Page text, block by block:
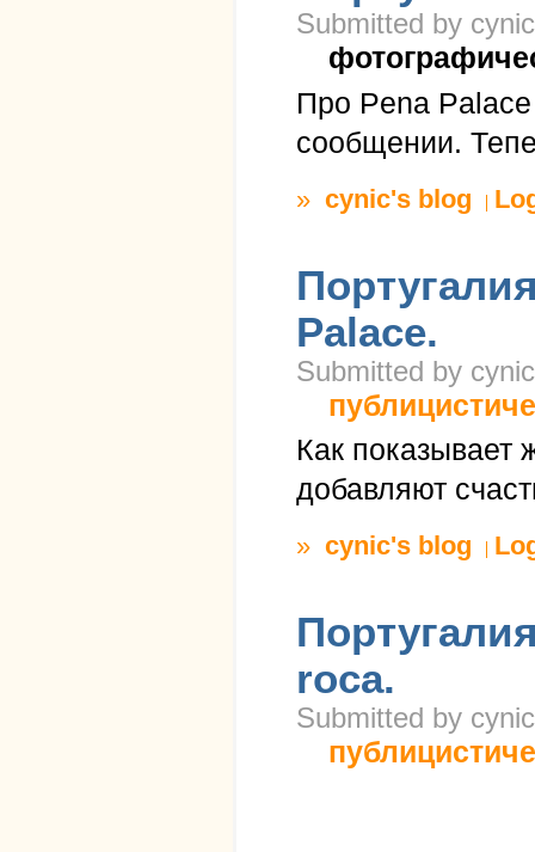
Submitted by
Про Pena
сообщении.
» cynic's blog
Palace.
Submitted by
Как показывает
добавляют
» cynic's blog
roca.
Submitted by